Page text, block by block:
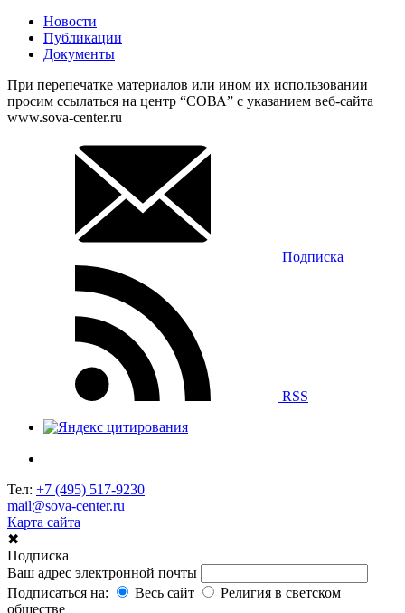
Новости
Публикации
Документы
При перепечатке материалов или ином их использовании
просим ссылаться на центр “СОВА” с указанием веб-сайта
www.sova-center.ru
Подписка
RSS
Тел: +7 (495) 517-9230
mail@sova-center.ru
Карта сайта
✖
Подписка
Ваш адрес электронной почты
Подписаться на:
Весь сайт
Религия в светском
обществе